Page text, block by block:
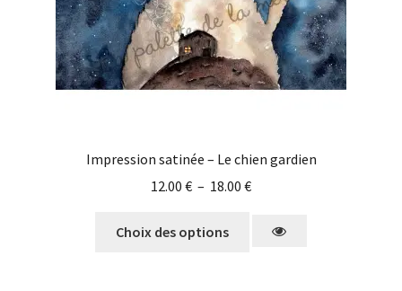
Impression satinée – Le chien gardien
12.00 € – 18.00 €
Choix des options